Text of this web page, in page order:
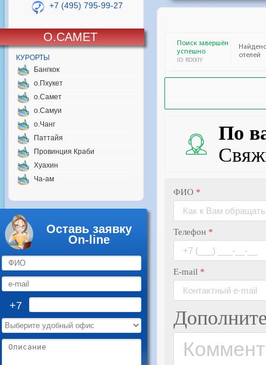
+7 (495) 795-99-27
О.САМЕТ
КУРОРТЫ
Бангкок
о.Пхукет
о.Самет
о.Самуи
о.Чанг
Паттайя
Провинция Краби
Хуахин
Ча-ам
Оставь заявку
On-line
+7